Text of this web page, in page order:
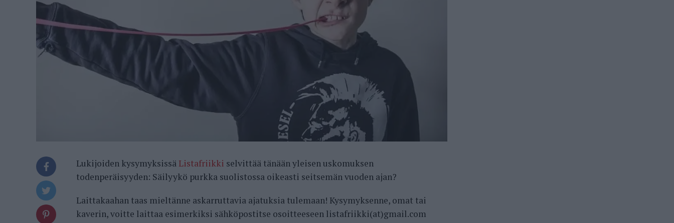
Lukijoiden kysymyksissä Listafriikki selvittää tänään yleisen uskomuksen
todenperäisyyden: Säilyykö purkka suolistossa oikeasti seitsemän vuoden ajan?
Laittakaahan taas mieltänne askarruttavia ajatuksia tulemaan! Kysymyksenne, omat tai
kaverin, voitte laittaa esimerkiksi sähköpostitse osoitteeseen listafriikki(at)gmail.com